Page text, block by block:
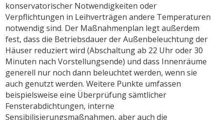
konservatorischer Notwendigkeiten oder
Verpflichtungen in Leihverträgen andere Temperaturen
notwendig sind. Der Maßnahmenplan legt außerdem
fest, dass die Betriebsdauer der Außenbeleuchtung der
Häuser reduziert wird (Abschaltung ab 22 Uhr oder 30
Minuten nach Vorstellungsende) und dass Innenräume
generell nur noch dann beleuchtet werden, wenn sie
auch genutzt werden. Weitere Punkte umfassen
beispielsweise eine Überprüfung sämtlicher
Fensterabdichtungen, interne
Sensibilisierungsmaßnahmen, aber auch die